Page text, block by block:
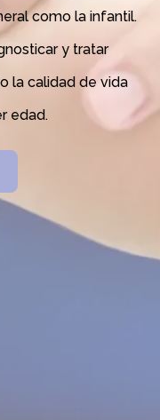
como la infantil.
y tratar
la calidad de vida
edad.